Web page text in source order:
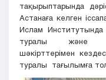
тақырыптарында
Астанаға келген
Ислам Институтында
туралы және
шәкірттерімен
туралы тағылымға